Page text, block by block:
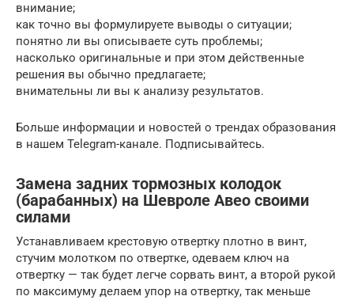
внимание;
как точно вы формулируете выводы о ситуации;
понятно ли вы описываете суть проблемы;
насколько оригинальные и при этом действенные
решения вы обычно предлагаете;
внимательны ли вы к анализу результатов.
Больше информации и новостей о трендах образования
в нашем Telegram-канале. Подписывайтесь.
Замена задних тормозных колодок
(барабанных) на Шевроле Авео своими
силами
Устанавливаем крестовую отвертку плотно в винт,
стучим молотком по отвертке, одеваем ключ на
отвертку — так будет легче сорвать винт, а второй рукой
по максимуму делаем упор на отвертку, так меньше